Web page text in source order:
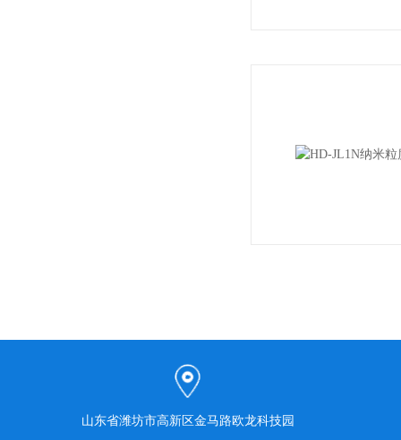
山东省潍坊市高新区金马路欧龙科技园